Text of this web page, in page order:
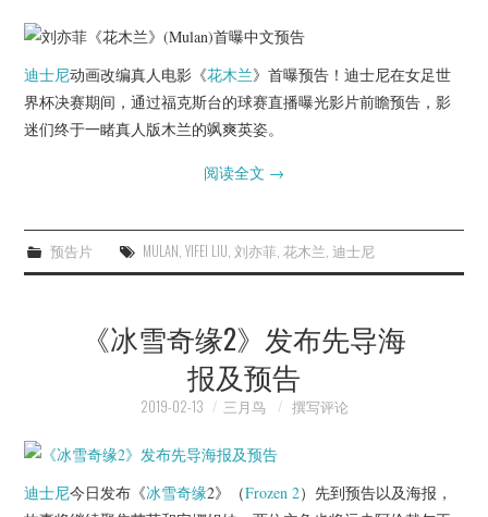
迪士尼动画改编真人电影《花木兰》首曝预告！迪士尼在女足世
界杯决赛期间，通过福克斯台的球赛直播曝光影片前瞻预告，影
迷们终于一睹真人版木兰的飒爽英姿。
阅读全文 →
预告片 MULAN YIFEI LIU 刘亦菲, 花木兰 迪士尼
《冰雪奇缘2》发布先导海
报及预告
2019-02-13 三月鸟 撰写评论
迪士尼今日发布《冰雪奇缘2》（Frozen 2）先到预告以及海报，